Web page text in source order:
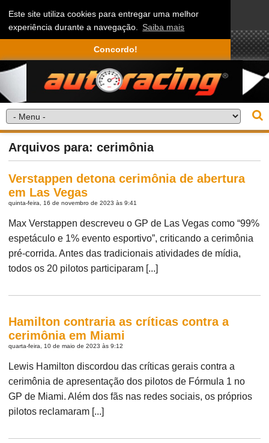
Este site utiliza cookies para entregar uma melhor
experiência durante a navegação. Saiba mais
Concordo!
Arquivos para: cerimônia
Verstappen detona cerimônia de abertura
em Las Vegas
quinta-feira, 16 de novembro de 2023 às 9:41
Max Verstappen descreveu o GP de Las Vegas como “99%
espetáculo e 1% evento esportivo”, criticando a cerimônia
pré-corrida. Antes das tradicionais atividades de mídia,
todos os 20 pilotos participaram [...]
Hamilton contraria as críticas contra a
cerimônia em Miami
quarta-feira, 10 de maio de 2023 às 9:12
Lewis Hamilton discordou das críticas gerais contra a
cerimônia de apresentação dos pilotos de Fórmula 1 no
GP de Miami. Além dos fãs nas redes sociais, os próprios
pilotos reclamaram [...]